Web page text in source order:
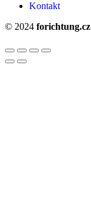
Kontakt
© 2024 forichtung.cz